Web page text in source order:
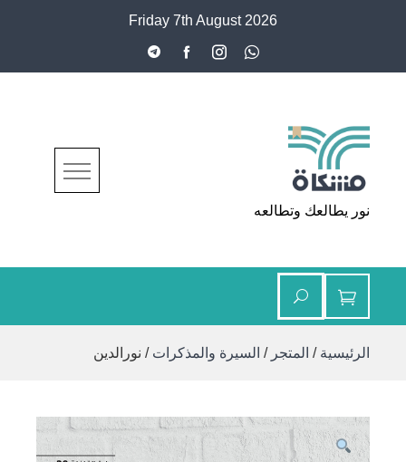
Friday 7th August 2026
مشكاة
نور يطالعك وتطالعه
الرئيسية / المتجر / السيرة والمذكرات / نورالدين